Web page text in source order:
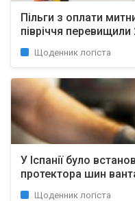
Пільги з оплати
півріччя
Щоденник логіста
У Іспанії було
протектора шин
Щоденник логіста